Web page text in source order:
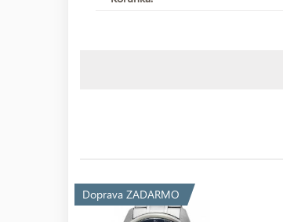
Doprava ZADARMO